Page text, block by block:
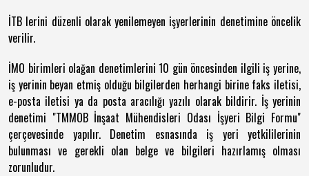
İTB lerini düzenli olarak yenilemeyen işyerlerinin denetimine öncelik
verilir.
İMO birimleri olağan denetimlerini 10 gün öncesinden ilgili iş yerine,
iş yerinin beyan etmiş olduğu bilgilerden herhangi birine faks iletisi,
e-posta iletisi ya da posta aracılığı yazılı olarak bildirir. İş yerinin
denetimi "TMMOB İnşaat Mühendisleri Odası İşyeri Bilgi Formu"
çerçevesinde yapılır. Denetim esnasında iş yeri yetkililerinin
bulunması ve gerekli olan belge ve bilgileri hazırlamış olması
zorunludur.